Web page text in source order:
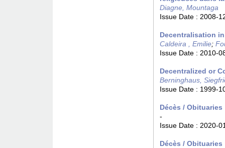
Diagne, Mountaga
Issue Date : 2008-
Decentralisation
Caldeira , Emilie;
Issue Date : 2010-
Decentralized or
Berninghaus,
Issue Date : 1999-
Décès / Obituaries
-
Issue Date : 2020-
Décès / Obituaries